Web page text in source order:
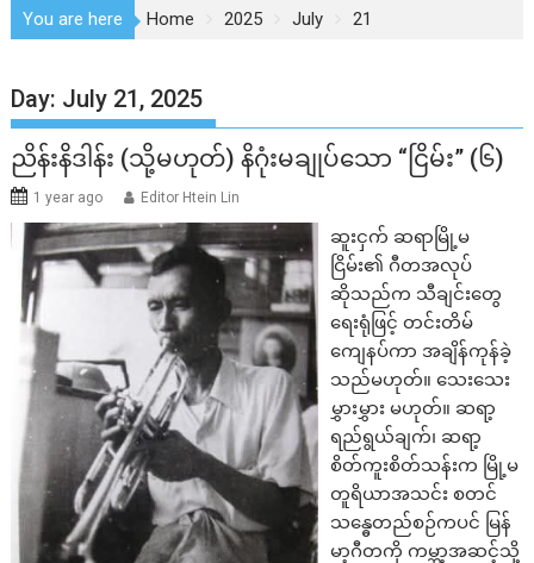
You are here Home 2025 July 21
Day: July 21, 2025
ညိန်းနိဒါန်း (သို့မဟုတ်) နိဂုံးမချုပ်သော “ငြိမ်း” (၆)
1 year ago Editor Htein Lin
ဆူးငှက် ဆရာမြို့မ
ငြိမ်း၏ ဂီတအလုပ်
ဆိုသည်က သီချင်းတွေ
ရေးရုံဖြင့် တင်းတိမ်
ကျေနပ်ကာ အချိန်ကုန်ခဲ့
သည်မဟုတ်။ သေးသေး
မွှားမွှား မဟုတ်။ ဆရာ့
ရည်ရွယ်ချက်၊ ဆရာ့
စိတ်ကူးစိတ်သန်းက မြို့မ
တူရိယာအသင်း စတင်
သန္ဓေတည်စဉ်ကပင် မြန်
မာ့ဂီတကို ကမ္ဘာ့အဆင့်သို့